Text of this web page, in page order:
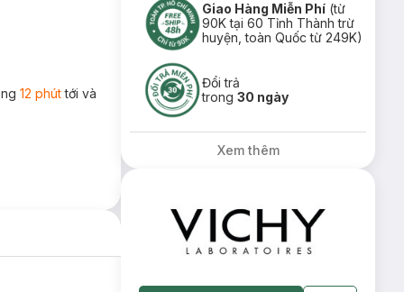
12 phúttới và
Giao Hàng Miễn Phí (từ
90K tại 60 Tỉnh Thành trừ
huyện, toàn Quốc từ 249K)
Đổi trả
trong30 ngày
Xem thêm